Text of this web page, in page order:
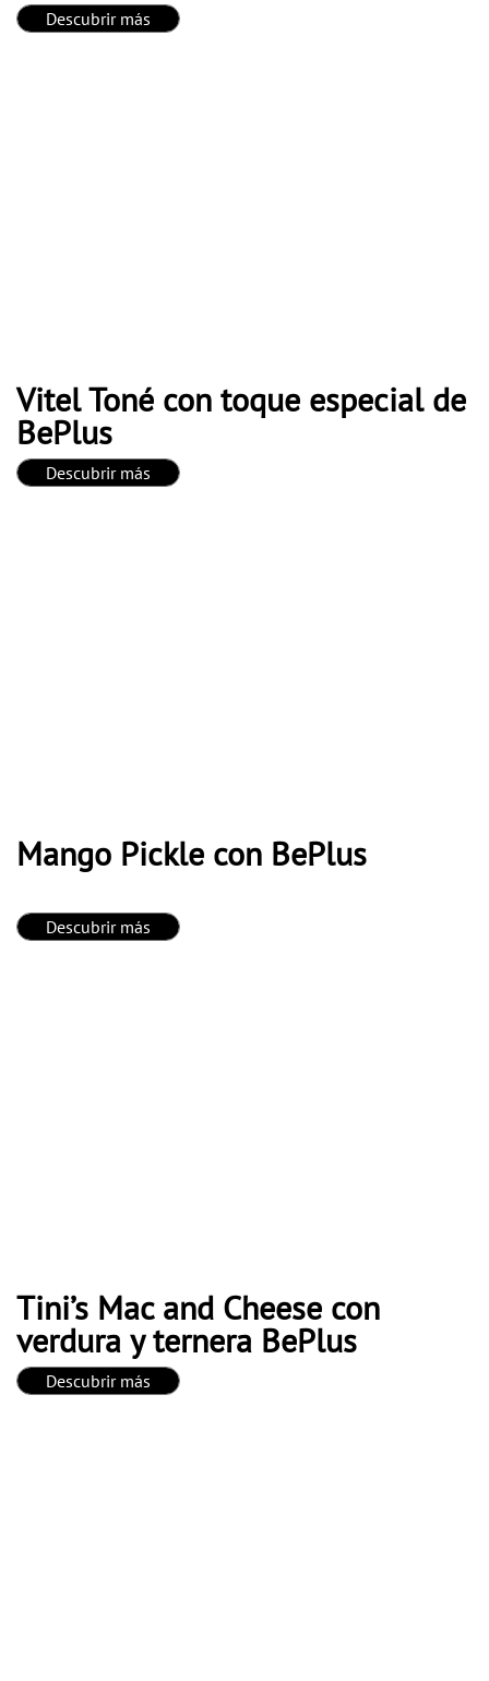
Descubrir más
Vitel Toné con toque especial de
BePlus
Descubrir más
Mango Pickle con BePlus
Descubrir más
Tini’s Mac and Cheese con
verdura y ternera BePlus
Descubrir más